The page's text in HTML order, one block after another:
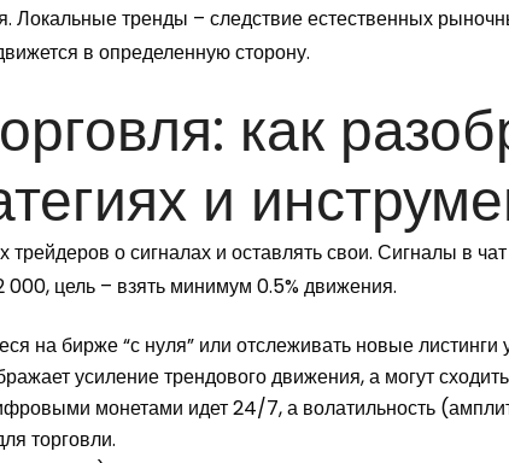
Локальные тренды – следствие естественных
в определенную сторону.
как
и
о сигналах и оставлять свои. Сигналы в
цель – взять минимум 0.5% движения.
на бирже “с нуля” или отслеживать новые
усиление трендового движения, а могут
монетами идет 24/7, а волатильность
торговли.